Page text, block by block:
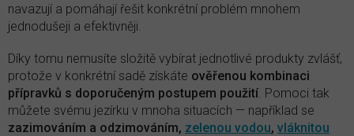
navazují a pomáhají řešit konkrétní problém mnohem
jednodušeji a efektivněji.
Díky tomu nemusíte složitě vybírat jednotlivé produkty zvlášť,
protože v konkrétní sadě získáte ověřenou kombinaci
přípravků s doporučeným postupem použití . Pomoci tak
můžete svému jezírku v mnoha situacích — například se
zazimováním a odzimováním, zelenou vodou, vláknitou